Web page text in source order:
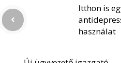
Itthon is
használat